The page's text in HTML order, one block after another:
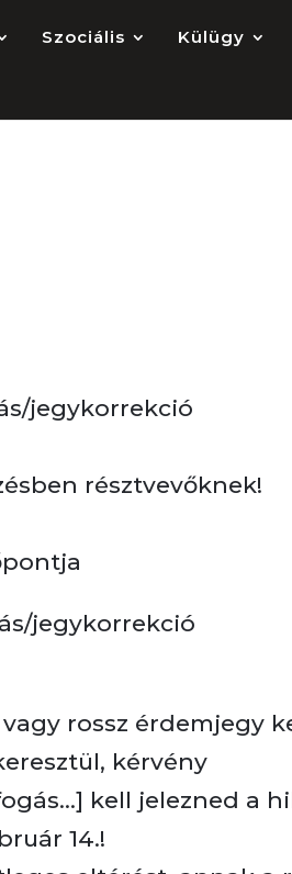
Szociális Külügy
jegykorrekció
résztvevőknek!
jegykorrekció
rossz érdemjegy
kérvény
kell jelezned a
14.!